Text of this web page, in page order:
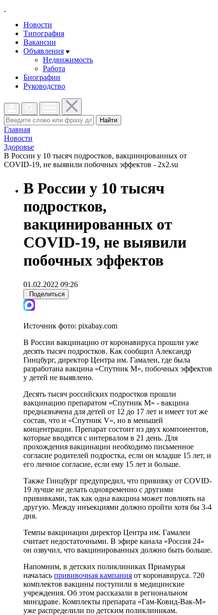
Новости
Типография
Вакансии
Объявления
Недвижимость
Работа
Биографии
Руководство
Найти
Главная
Новости
Здоровье
В России у 10 тысяч подростков, вакцинированных от
COVID-19, не выявили побочных эффектов - 2x2.su
В России у 10 тысяч
подростков,
вакцинированных от
COVID-19, не выявили
побочных эффектов
01.02.2022 09:26
Поделиться
Источник фото: pixabay.com
В России вакцинацию от коронавируса прошли уже
десять тысяч подростков. Как сообщил Александр
Гинцбург, директор Центра им. Гамалеи, где была
разработана вакцина «Спутник М», побочных эффектов
у детей не выявлено.
Десять тысяч российских подростков прошли
вакцинацию препаратом «Спутник М» - вакцина
предназначена для детей от 12 до 17 лет и имеет тот же
состав, что и «Спутник V», но в меньшей
концентрации. Препарат состоит из двух компонентов,
которые вводятся с интервалом в 21 день. Для
прохождения вакцинации необходимо письменное
согласие родителей подростка, если он младше 15 лет, и
его личное согласие, если ему 15 лет и больше.
Также Гинцбург предупредил, что прививку от COVID-
19 лучше не делать одновременно с другими
прививками, так как одна вакцина может повлиять на
другую. Между инъекциями должно пройти хотя бы 3-4
дня.
Темпы вакцинации директор Центра им. Гамалеи
считает недостаточными. В эфире канала «Россия 24»
он озвучил, что вакцинированных должно быть больше.
Напомним, в детских поликлиниках Приамурья
началась прививочная кампания от коронавируса. 720
комплектов вакцины поступили в медицинские
учреждения. Об этом рассказали в региональном
минздраве. Комплекты препарата «Гам-Ковид-Вак-М»
уже распределили по детским поликлиникам.